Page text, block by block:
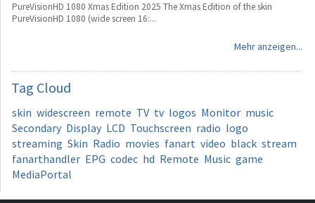
PureVisionHD 1080 Xmas Edition 2025 The Xmas Edition of the skin
PureVisionHD 1080 (wide screen 16:...
Mehr anzeigen...
Tag Cloud
skin widescreen remote TV tv logos Monitor music
Secondary Display LCD Touchscreen radio logo
streaming Skin Radio movies fanart video black stream
fanarthandler EPG codec hd Remote Music game
MediaPortal